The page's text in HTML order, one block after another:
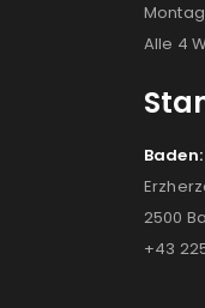
Alle 4
Baden:
2500
+43